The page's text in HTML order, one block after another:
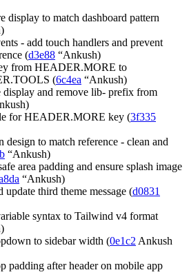
display to match dashboard pattern
- add touch handlers and prevent
(d3e88 “Ankush)
from HEADER.MORE to
(6c4ea “Ankush)
display and remove lib- prefix from
for HEADER.MORE key (3f335
design to match reference - clean and
“Ankush)
area padding and ensure splash image
“Ankush)
update third theme message (d0831
syntax to Tailwind v4 format
to sidebar width (0e1c2Ankush
padding after header on mobile app